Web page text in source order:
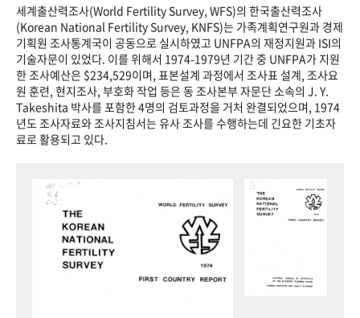
세계출산력조사(World Fertility Survey, WFS)의 한국출산력조사
(Korean National Fertility Survey, KNFS)는 가족계획연구원과 경제
기획원 조사통계국이 공동으로 실시하였고 UNFPA의 재정지원과 ISI의
기술자문이 있었다. 이를 위해서 1974-1979년 기간 중 UNFPA가 지원
한 조사예산은 $234,529이며, 표본설계 과정에서 조사표 설계, 조사요
원 훈련, 현지조사, 부호화 작업 등은 동 조사본부 자문단 소속의 J. Y.
Takeshita 박사를 포함한 4명의 검토과정을 거처 완결되었으며, 1974
년도 조사자료와 조사지침서는 유사 조사를 수행하는데 긴요한 기초자
료로 활용되고 있다.